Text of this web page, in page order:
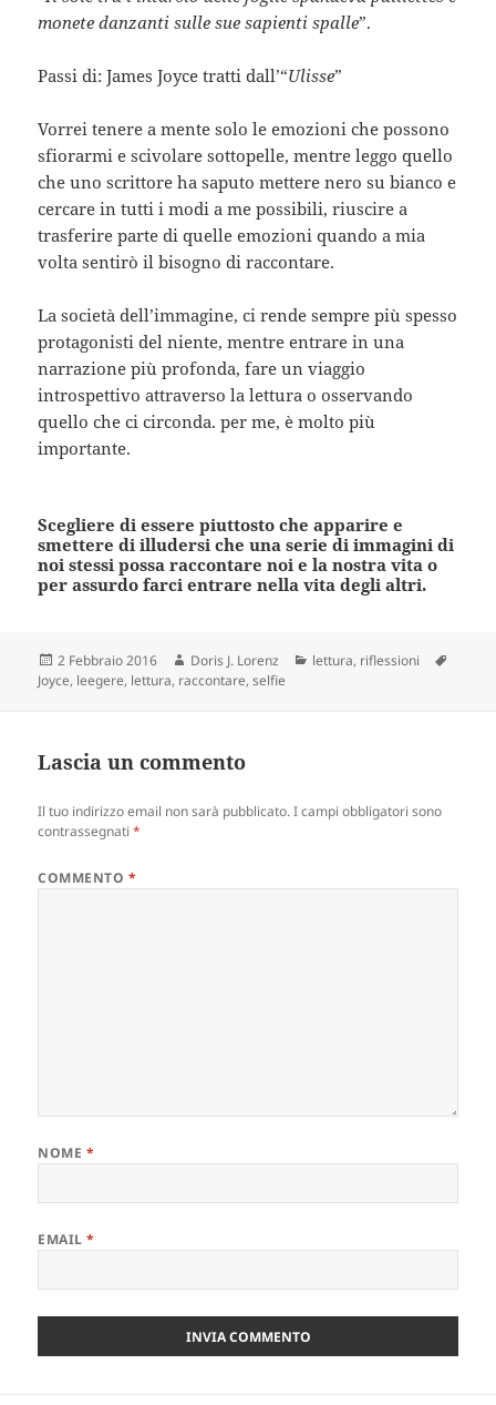
monete danzanti sulle sue sapienti spalle”.
Passi di: James Joyce tratti dall’“Ulisse”
Vorrei tenere a mente solo le emozioni che possono
sfiorarmi e scivolare sottopelle, mentre leggo quello
che uno scrittore ha saputo mettere nero su bianco e
cercare in tutti i modi a me possibili, riuscire a
trasferire parte di quelle emozioni quando a mia
volta sentirò il bisogno di raccontare.
La società dell’immagine, ci rende sempre più spesso
protagonisti del niente, mentre entrare in una
narrazione più profonda, fare un viaggio
introspettivo attraverso la lettura o osservando
quello che ci circonda. per me, è molto più
importante.
Scegliere di essere piuttosto che apparire e
smettere di illudersi che una serie di immagini di
noi stessi possa raccontare noi e la nostra vita o
per assurdo farci entrare nella vita degli altri.
Scritto
il
2 Febbraio 2016 Autore
Doris J. Lorenz Categorie
lettura, riflessioni
Joyce, leegere, lettura, raccontare,selfie
Lascia un commento
Il tuo indirizzo email non sarà pubblicato. I campi obbligatori sono
contrassegnati*
COMMENTO *
NOME *
EMAIL*